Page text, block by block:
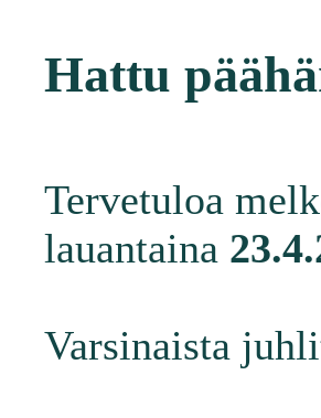
Hattu
Tervetuloa
lauantaina
Varsinaista